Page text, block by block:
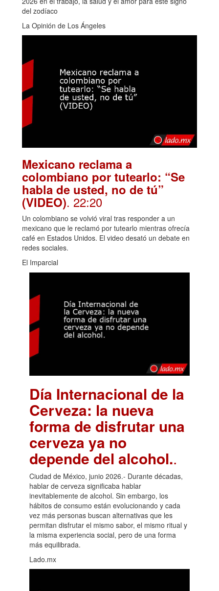
del zodíaco
La Opinión de Los Ángeles
Mexicano reclama a
colombiano por tutearlo: “Se
habla de usted, no de tú”
(VIDEO). 22:20
Un colombiano se volvió viral tras responder a un
mexicano que le reclamó por tutearlo mientras ofrecía
café en Estados Unidos. El video desató un debate en
redes sociales.
El Imparcial
Día Internacional de la
Cerveza: la nueva
forma de disfrutar una
cerveza ya no
depende del alcohol..
Ciudad de México, junio 2026.- Durante décadas,
hablar de cerveza significaba hablar
inevitablemente de alcohol. Sin embargo, los
hábitos de consumo están evolucionando y cada
vez más personas buscan alternativas que les
permitan disfrutar el mismo sabor, el mismo ritual y
la misma experiencia social, pero de una forma
más equilibrada.
Lado.mx